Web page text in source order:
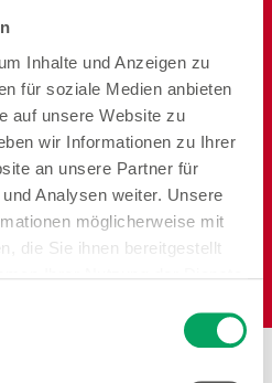
Inhalte und Anzeigen zu
für soziale Medien anbieten
auf unsere Website zu
wir Informationen zu Ihrer
an unsere Partner für
Analysen weiter. Unsere
möglicherweise mit
die Sie ihnen bereitgestellt
finden Sie
Garten Heimtier